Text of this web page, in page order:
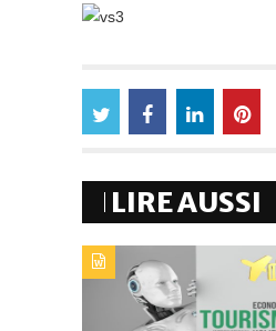
LIRE AUSSI
TYPE DE PUBLICATION :
NOUVEAU COMPAGNON DU